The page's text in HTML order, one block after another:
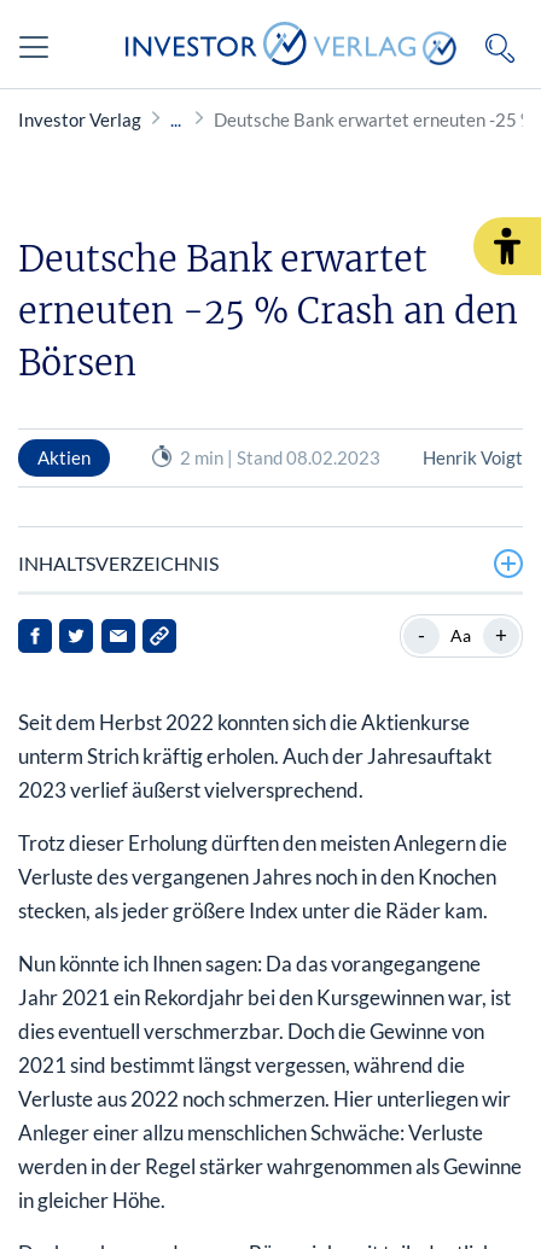
Investor Verlag Deutsche Bank erwartet erneuten -25 %
Deutsche Bank erwartet
erneuten -25 % Crash an den
Börsen
Aktien 2 min | Stand 08.02.2023 Henrik Voigt
INHALTSVERZEICHNIS
Deutsche Bank erwartet Absturz von -25 % an den
Börsen
Rudel kommen
Warum Sie den Crash-Heinis kein Wort glauben sollten
- Aa +
Seit dem Herbst 2022 konnten sich die Aktienkurse
unterm Strich kräftig erholen. Auch der Jahresauftakt
2023 verlief äußerst vielversprechend.
Trotz dieser Erholung dürften den meisten Anlegern die
Verluste des vergangenen Jahres noch in den Knochen
stecken, als jeder größere Index unter die Räder kam.
Nun könnte ich Ihnen sagen: Da das vorangegangene
Jahr 2021 ein Rekordjahr bei den Kursgewinnen war, ist
dies eventuell verschmerzbar. Doch die Gewinne von
2021 sind bestimmt längst vergessen, während die
Verluste aus 2022 noch schmerzen. Hier unterliegen wir
Anleger einer allzu menschlichen Schwäche: Verluste
werden in der Regel stärker wahrgenommen als Gewinne
in gleicher Höhe.